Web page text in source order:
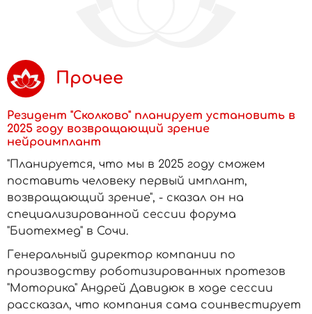
Прочее
Резидент "Сколково" планирует установить в
2025 году возвращающий зрение
нейроимплант
"Планируется, что мы в 2025 году сможем
поставить человеку первый имплант,
возвращающий зрение", - сказал он на
специализированной сессии форума
"Биотехмед" в Сочи.
Генеральный директор компании по
производству роботизированных протезов
"Моторика" Андрей Давидюк в ходе сессии
рассказал, что компания сама соинвестирует